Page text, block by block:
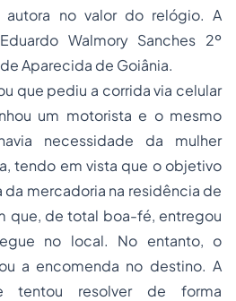
autora no valor do relógio. A
Walmory Sanches 2º
Aparecida de Goiânia.
que pediu a corrida via celular
um motorista e o mesmo
necessidade da mulher
tendo em vista que o objetivo
da mercadoria na residência de
que, de total boa-fé, entregou
no local. No entanto, o
a encomenda no destino. A
tentou resolver de forma